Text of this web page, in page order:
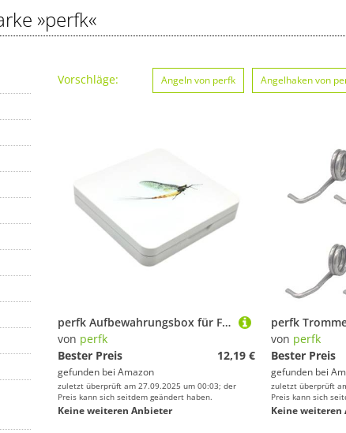
»perfk«
Vorschläge: Angeln von perfk Angelhaken von
perfk Aufbewahrungsbox für Fliegenfischer, Organizer, leicht, für Ausrüstung, Aufbewahrungsbehälter für Angelköder und Haken, für Fluss und Outdoor, Weiß
von perfk
Bester Preis
12,19 €
gefunden bei Amazon
zuletzt überprüft am 27.09.2025 um 00:03; der
Preis kann sich seitdem geändert haben.
Keine weiteren Anbieter
von perfk
Bester Preis
gefunden bei
zuletzt überprüft
Preis kann sich
Keine weiteren